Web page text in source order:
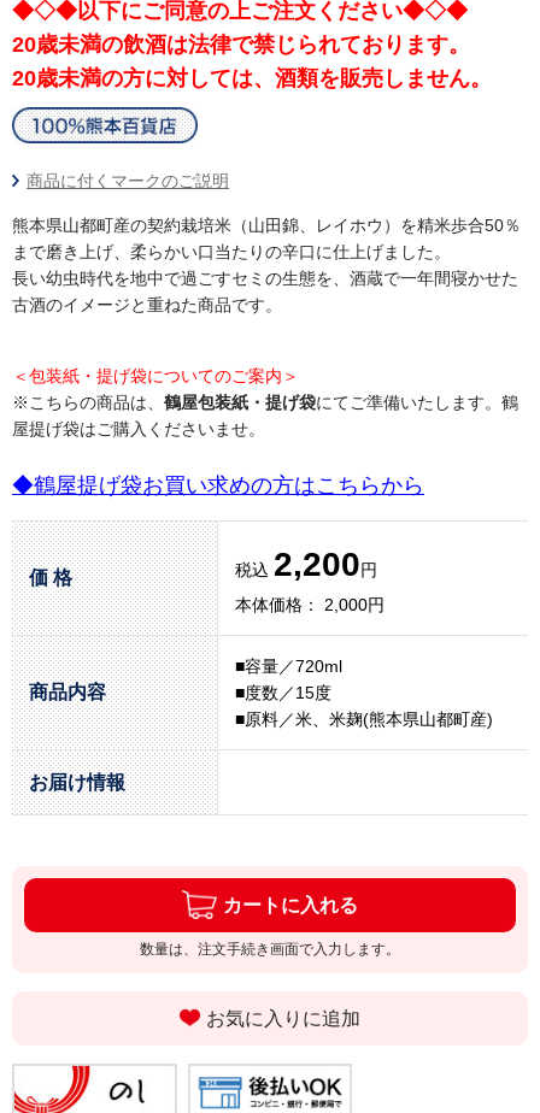
◆◇◆以下にご同意の上ご注文ください◆◇◆
20歳未満の飲酒は法律で禁じられております。
20歳未満の方に対しては、酒類を販売しません。
商品に付くマークのご説明
熊本県山都町産の契約栽培米（山田錦、レイホウ）を精米歩合50％
まで磨き上げ、柔らかい口当たりの辛口に仕上げました。
長い幼虫時代を地中で過ごすセミの生態を、酒蔵で一年間寝かせた
古酒のイメージと重ねた商品です。
＜包装紙・提げ袋についてのご案内＞
※こちらの商品は、 鶴屋包装紙・提げ袋にてご準備いたします。鶴
屋提げ袋はご購入くださいませ。
◆鶴屋提げ袋お買い求めの方はこちらから
価 格 税込 2,200円
本体価格： 2,000円
商品内容
■容量／720ml
■度数／15度
■原料／米、米麹(熊本県山都町産)
お届け情報
カートに入れる
数量は、注文手続き画面で入力します。
お気に入りに追加